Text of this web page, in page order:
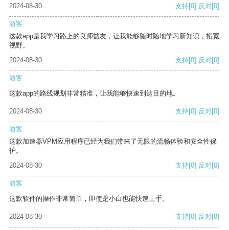
2024-08-30 支持[0] 反对[0]
游客
这款app是我学习路上的良师益友，让我能够随时随地学习新知识，拓宽
视野。
2024-08-30
支持[0] 反对[0]
游客
这款app的路线规划非常精准，让我能够快速到达目的地。
2024-08-30 支持[0] 反对[0]
游客
这款加速器VPM应用程序已经为我们带来了无限的流畅体验和安全性保
护。
2024-08-30
支持[0] 反对[0]
游客
这款软件的操作非常简单，即使是小白也能快速上手。
2024-08-30 支持[0] 反对[0]